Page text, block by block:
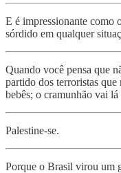
E é impressionante como
sórdido em qualquer
Quando você pensa que
partido dos terroristas
bebês; o cramunhão vai
Palestine-se.
Porque o Brasil virou um